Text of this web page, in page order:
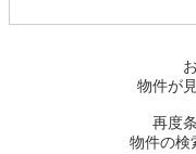
物件が
再度
物件の検